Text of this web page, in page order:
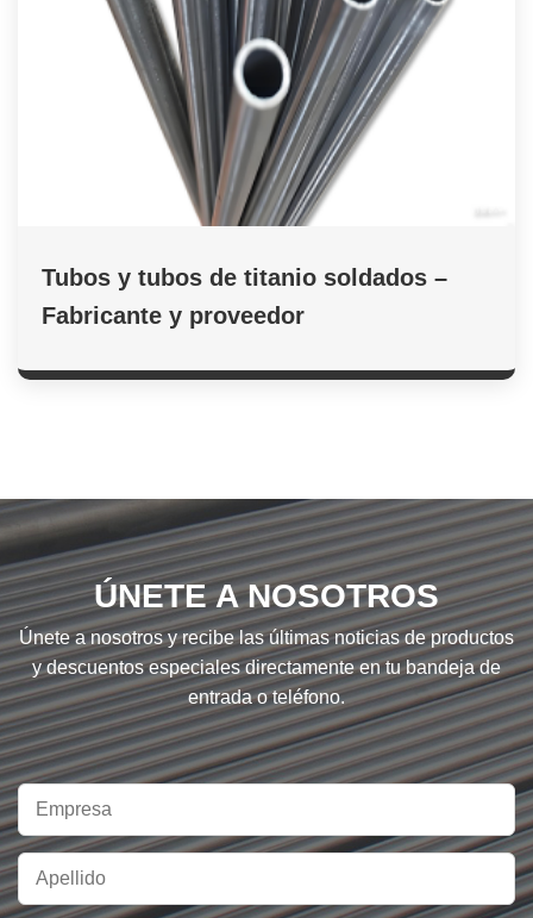
Tubos y tubos de titanio soldados –
Fabricante y proveedor
ÚNETE A NOSOTROS
Únete a nosotros y recibe las últimas noticias de productos
y descuentos especiales directamente en tu bandeja de
entrada o teléfono.